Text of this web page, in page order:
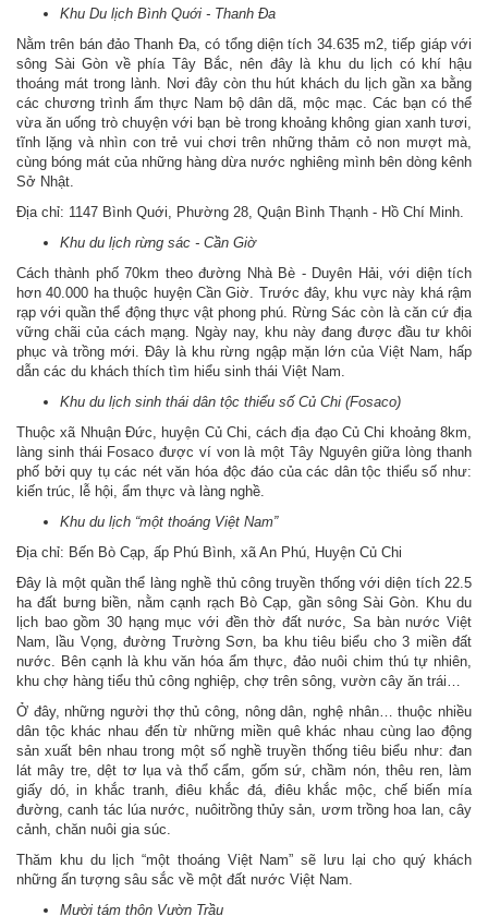
Khu Du lịch Bình Quới - Thanh Đa
Nằm trên bán đảo Thanh Đa, có tổng diện tích 34.635 m2, tiếp giáp với
sông Sài Gòn về phía Tây Bắc, nên đây là khu du lịch có khí hậu
thoáng mát trong lành. Nơi đây còn thu hút khách du lịch gần xa bằng
các chương trình ẩm thực Nam bộ dân dã, mộc mạc. Các bạn có thể
vừa ăn uống trò chuyện với bạn bè trong khoảng không gian xanh tươi,
tĩnh lặng và nhìn con trẻ vui chơi trên những thảm cỏ non mượt mà,
cùng bóng mát của những hàng dừa nước nghiêng mình bên dòng kênh
Sở Nhật.
Địa chỉ: 1147 Bình Quới, Phường 28, Quận Bình Thạnh - Hồ Chí Minh.
Khu du lịch rừng sác - Cần Giờ
Cách thành phố 70km theo đường Nhà Bè - Duyên Hải, với diện tích
hơn 40.000 ha thuộc huyện Cần Giờ. Trước đây, khu vực này khá rậm
rạp với quần thể động thực vật phong phú. Rừng Sác còn là căn cứ địa
vững chãi của cách mạng. Ngày nay, khu này đang được đầu tư khôi
phục và trồng mới. Đây là khu rừng ngập mặn lớn của Việt Nam, hấp
dẫn các du khách thích tìm hiểu sinh thái Việt Nam.
Khu du lịch sinh thái dân tộc thiểu số Củ Chi (Fosaco)
Thuộc xã Nhuận Đức, huyện Củ Chi, cách địa đạo Củ Chi khoảng 8km,
làng sinh thái Fosaco được ví von là một Tây Nguyên giữa lòng thanh
phố bởi quy tụ các nét văn hóa độc đáo của các dân tộc thiểu số như:
kiến trúc, lễ hội, ẩm thực và làng nghề.
Khu du lịch “một thoáng Việt Nam”
Địa chỉ: Bến Bò Cạp, ấp Phú Bình, xã An Phú, Huyện Củ Chi
Đây là một quần thể làng nghề thủ công truyền thống với diện tích 22.5
ha đất bưng biền, nằm cạnh rạch Bò Cạp, gần sông Sài Gòn. Khu du
lịch bao gồm 30 hạng mục với đền thờ đất nước, Sa bàn nước Việt
Nam, lầu Vọng, đường Trường Sơn, ba khu tiêu biểu cho 3 miền đất
nước. Bên cạnh là khu văn hóa ẩm thực, đảo nuôi chim thú tự nhiên,
khu chợ hàng tiểu thủ công nghiệp, chợ trên sông, vườn cây ăn trái…
Ở đây, những người thợ thủ công, nông dân, nghệ nhân… thuộc nhiều
dân tộc khác nhau đến từ những miền quê khác nhau cùng lao động
sản xuất bên nhau trong một số nghề truyền thống tiêu biểu như: đan
lát mây tre, dệt tơ lụa và thổ cẩm, gốm sứ, chầm nón, thêu ren, làm
giấy dó, in khắc tranh, điêu khắc đá, điêu khắc mộc, chế biến mía
đường, canh tác lúa nước, nuôitrồng thủy sản, ươm trồng hoa lan, cây
cảnh, chăn nuôi gia súc.
Thăm khu du lịch “một thoáng Việt Nam” sẽ lưu lại cho quý khách
những ấn tượng sâu sắc về một đất nước Việt Nam.
Mười tám thôn Vườn Trầu